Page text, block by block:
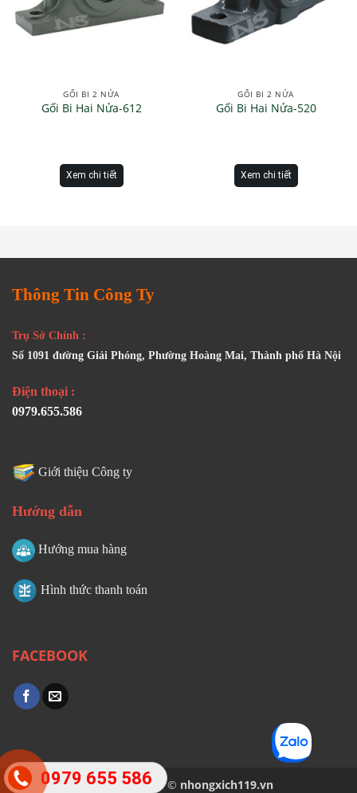
0979 655 586
GỐI BI 2 NỬA
Gối Bi Hai Nửa-612
Xem chi tiết
GỐI BI 2 NỬA
Gối Bi Hai Nửa-520
Xem chi tiết
Thông Tin Công Ty
Trụ Sở Chính :
Số 1091 đường Giải Phóng, Phường Hoàng Mai, Thành phố Hà Nội
Điện thoại :
0979.655.586
Giới thiệu Công ty
Hướng dẫn
Hướng mua hàng
Hình thức thanh toán
FACEBOOK
Copyright 2026 © nhongxich119.vn